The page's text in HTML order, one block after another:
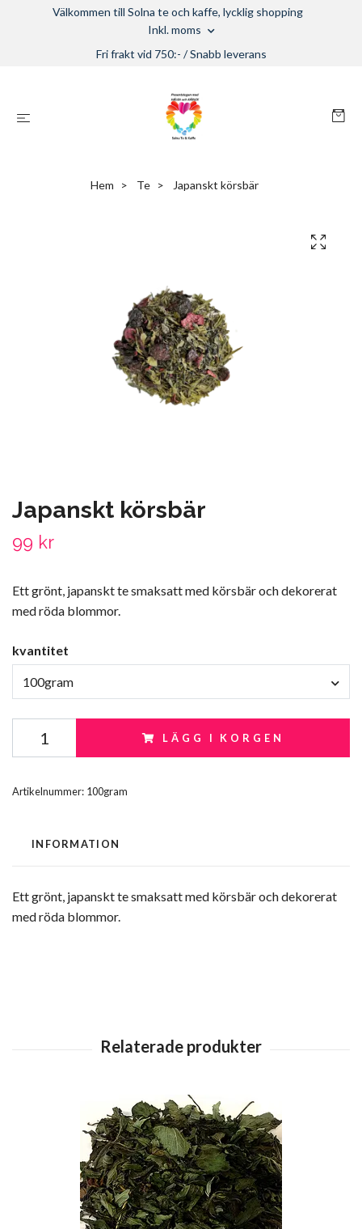
Välkommen till Solna te och kaffe, lycklig shopping
Inkl. moms
Fri frakt vid 750:- / Snabb leverans
Hem Te Japanskt körsbär
Japanskt körsbär
99 kr
Ett grönt, japanskt te smaksatt med körsbär och dekorerat
med röda blommor.
kvantitet
100gram
LÄGG I KORGEN
Artikelnummer: 100gram
INFORMATION
Ett grönt, japanskt te smaksatt med körsbär och dekorerat
med röda blommor.